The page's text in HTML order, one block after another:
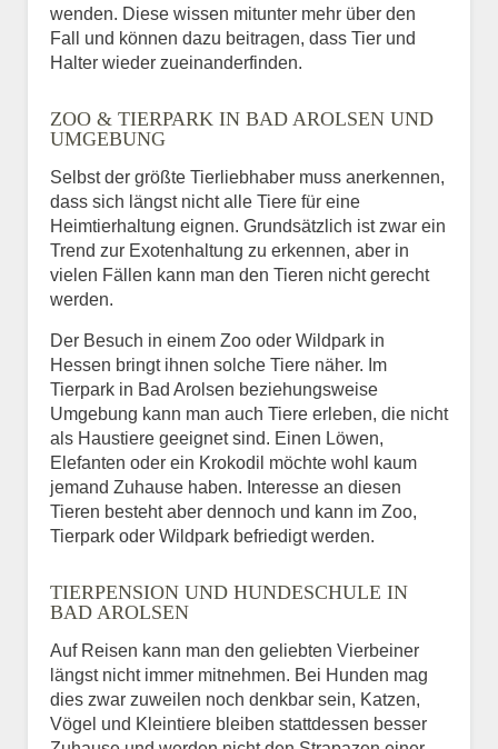
wenden. Diese wissen mitunter mehr über den
Fall und können dazu beitragen, dass Tier und
Halter wieder zueinanderfinden.
ZOO & TIERPARK IN BAD AROLSEN UND
UMGEBUNG
Selbst der größte Tierliebhaber muss anerkennen,
dass sich längst nicht alle Tiere für eine
Heimtierhaltung eignen. Grundsätzlich ist zwar ein
Trend zur Exotenhaltung zu erkennen, aber in
vielen Fällen kann man den Tieren nicht gerecht
werden.
Der Besuch in einem Zoo oder Wildpark in
Hessen bringt ihnen solche Tiere näher. Im
Tierpark in Bad Arolsen beziehungsweise
Umgebung kann man auch Tiere erleben, die nicht
als Haustiere geeignet sind. Einen Löwen,
Elefanten oder ein Krokodil möchte wohl kaum
jemand Zuhause haben. Interesse an diesen
Tieren besteht aber dennoch und kann im Zoo,
Tierpark oder Wildpark befriedigt werden.
TIERPENSION UND HUNDESCHULE IN
BAD AROLSEN
Auf Reisen kann man den geliebten Vierbeiner
längst nicht immer mitnehmen. Bei Hunden mag
dies zwar zuweilen noch denkbar sein, Katzen,
Vögel und Kleintiere bleiben stattdessen besser